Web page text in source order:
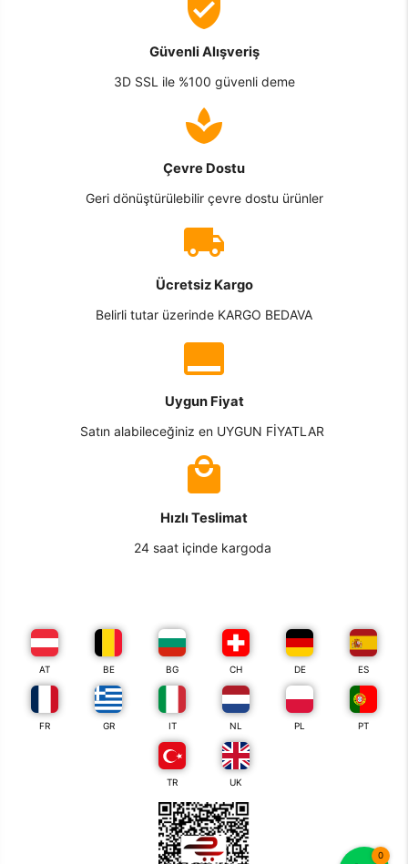
0
Güvenli Alışveriş
3D SSL ile %100 güvenli deme
Çevre Dostu
Geri dönüştürülebilir çevre dostu ürünler
Ücretsiz Kargo
Belirli tutar üzerinde KARGO BEDAVA
Uygun Fiyat
Satın alabileceğiniz en UYGUN FİYATLAR
Hızlı Teslimat
24 saat içinde kargoda
AT BE BG CH DE ES
FR GR IT NL PL PT
TR UK